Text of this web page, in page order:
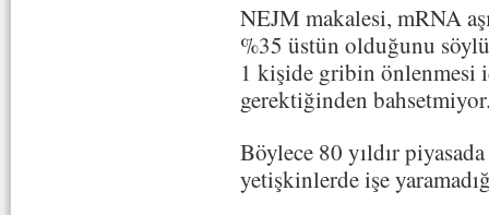
NEJM makalesi, mRNA
%35 üstün olduğunu
1 kişide gribin önlenmesi
gerektiğinden
Böylece 80 yıldır
yetişkinlerde işe